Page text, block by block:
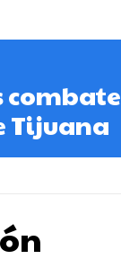
Tijuana